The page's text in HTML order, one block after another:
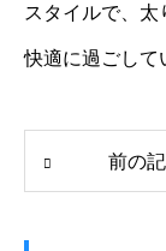
スタイルで、
快適に過ごして
前の